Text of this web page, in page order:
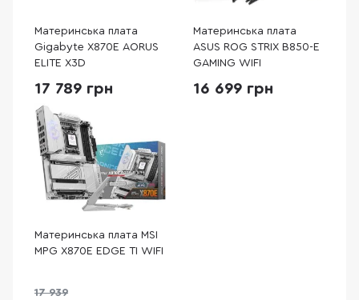
Материнська плата
Gigabyte X870E AORUS
ELITE X3D
17 789 грн
Материнська плата
ASUS ROG STRIX B850-E
GAMING WIFI
16 699 грн
Материнська плата MSI
MPG X870E EDGE TI WIFI
17 939